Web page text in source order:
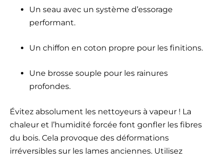
Un seau avec un système d’essorage
performant.
Un chiffon en coton propre pour les finitions.
Une brosse souple pour les rainures
profondes.
Évitez absolument les nettoyeurs à vapeur ! La
chaleur et l’humidité forcée font gonfler les fibres
du bois. Cela provoque des déformations
irréversibles sur les lames anciennes. Utilisez